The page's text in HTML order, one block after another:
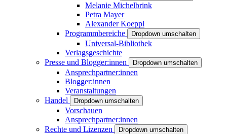
Melanie Michelbrink
Petra Mayer
Alexander Koeppl
Programmbereiche
Dropdown umschalten
Universal-Bibliothek
Verlagsgeschichte
Presse und Blogger:innen
Dropdown umschalten
Ansprechpartner:innen
Blogger:innen
Veranstaltungen
Handel
Dropdown umschalten
Vorschauen
Ansprechpartner:innen
Rechte und Lizenzen
Dropdown umschalten